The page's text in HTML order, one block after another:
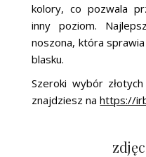
kolory, co pozwala
inny poziom.
noszona, która
blasku.
Szeroki wybór
znajdziesz nahttps://